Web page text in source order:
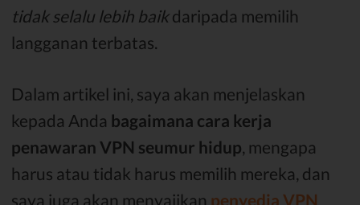
tidak selalu lebih baikdaripada memilih
langganan terbatas.
Dalam artikel ini, saya akan menjelaskan
kepada Anda bagaimana cara kerja
penawaran VPN seumur hidup, mengapa
harus atau tidak harus memilih mereka, dan
saya juga akan menyajikan penyedia VPN